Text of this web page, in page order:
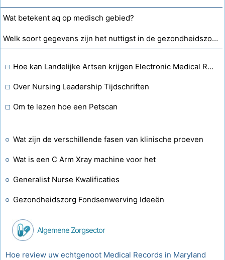
Wat betekent aq op medisch gebied?
Welk soort gegevens zijn het nuttigst in de gezondheidszorg?
Hoe kan Landelijke Artsen krijgen Electronic Medical Records
Over Nursing Leadership Tijdschriften
Om te lezen hoe een Petscan
Wat zijn de verschillende fasen van klinische proeven
Wat is een C Arm Xray machine voor het
Generalist Nurse Kwalificaties
Gezondheidszorg Fondsenwerving Ideeën
Algemene Zorgsector
Hoe review uw echtgenoot Medical Records in Maryland